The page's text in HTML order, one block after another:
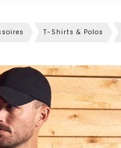
T-Shirts & Polos